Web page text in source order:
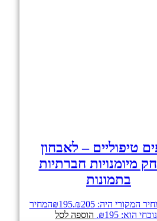
טיפוליים – לאבחון
מיומנויות חברתיות
בתמונות
המקורי היה: ₪205. ₪195
המחיר
הוא: ₪195.
הוספה לסל